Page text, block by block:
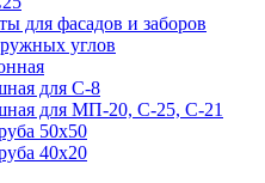
для фасадов и заборов
углов
для С-8
для МП-20, С-25, С-21
50x50
40x20